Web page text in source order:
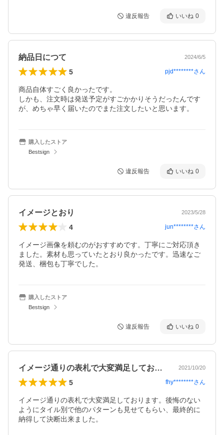
違反報告 いいね 0
納品日につて 2024/6/5
5 pjd********さん
商品自体すごく良かったです。
しかも、注文時は発送予定がすごかかりそうだったんです
が、めちゃ早く届いたのでまた注文したいと思います。
購入したストア
Bestsign
違反報告 いいね 0
イメージとおり 2023/5/28
4 jun********さん
イメージ画像を頼むのがおすすめです。丁寧にご対応頂き
ました。素材も思っていたとおり良かったです。迅速なご
発送、梱包も丁寧でした。
購入したストア
Bestsign
違反報告 いいね 0
イメージ通りの表札で大変満足しておりま… 2021/10/20
5 fhy********さん
イメージ通りの表札で大変満足しております。後悔のない
ようにタイル別で他のパターンも見せてもらい、最終的に
納得して決断出来ました。